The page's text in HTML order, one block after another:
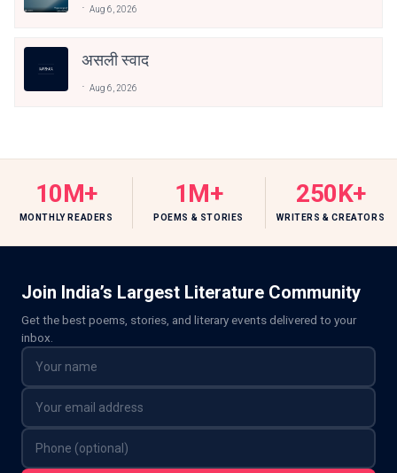
Aug 6, 2026
असली स्वाद
Aug 6, 2026
10M+
MONTHLY READERS
1M+
POEMS & STORIES
250K+
WRITERS & CREATORS
Join India’s Largest Literature Community
Get the best poems, stories, and literary events delivered to your
inbox.